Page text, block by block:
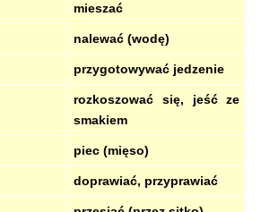
mieszać
nalewać (wodę)
przygotowywać jedzenie
rozkoszować się, jeść ze
smakiem
piec (mięso)
doprawiać, przyprawiać